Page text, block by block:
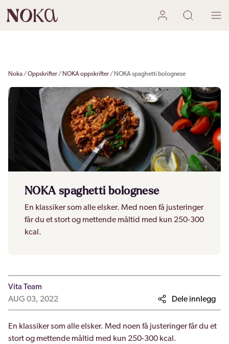
Noka Oppskrifter NOKA oppskrifter NOKA spaghetti bolognese
NOKA spaghetti bolognese
En klassiker som alle elsker. Med noen få justeringer
får du et stort og mettende måltid med kun 250-300
kcal.
Vita Team
AUG 03, 2022
Dele innlegg
En klassiker som alle elsker. Med noen få justeringer får du et
stort og mettende måltid med kun 250-300 kcal.